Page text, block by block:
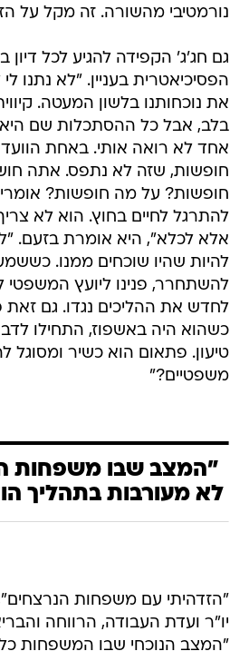
נורמטיבי מהשורה. זה מקל על
גם חג'ג' הקפידה להגיע לכל דיון
הפסיכיאטרית בעניין. "לא נתנו
את נוכחותנו בלשון המעטה.
בלב, אבל כל ההסתכלות שם היא
אחד לא רואה אותי. באחת
חופשות, שזה לא נתפס. אתה
חופשות? על מה חופשות?
להתרגל לחיים בחוץ. הוא לא
אלא לכלא", היא אומרת בזעם.
להיות שהיו שוכחים ממנו.
להשתחרר, פנינו ליועץ
לחדש את ההליכים נגדו. גם זאת
כשהוא היה באשפוז, התחילו
טיעון. פתאום הוא כשיר ומסוגל
משפטיים?"
"המצב שבו משפחות
לא מעורבות בתהליך
"הזדהיתי עם משפחות
יו"ר ועדת העבודה, הרווחה
"המצב הנוכחי שבו המשפחות